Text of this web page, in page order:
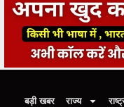
बड़ी खबर राज्य